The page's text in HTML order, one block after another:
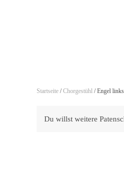
Startseite /Chorgestühl / Engel
Du willst weitere